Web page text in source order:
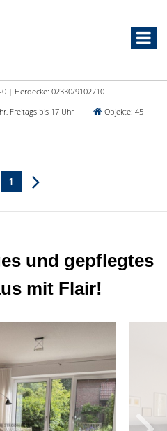
0 | Herdecke: 02330/9102710
Freitags bis 17 Uhr
Objekte: 45
1
und gepflegtes
mit Flair!